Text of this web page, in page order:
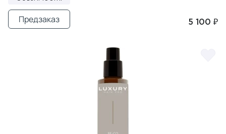
5 100 ₽
Предзаказ